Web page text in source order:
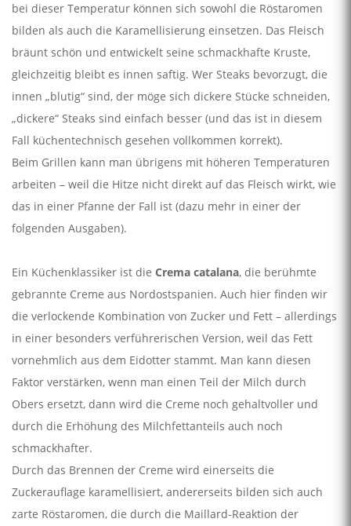
bei dieser Temperatur können sich sowohl die Röstaromen
bilden als auch die Karamellisierung einsetzen. Das Fleisch
bräunt schön und entwickelt seine schmackhafte Kruste,
gleichzeitig bleibt es innen saftig. Wer Steaks bevorzugt, die
innen „blutig“ sind, der möge sich dickere Stücke schneiden,
„dickere“ Steaks sind einfach besser (und das ist in diesem
Fall küchentechnisch gesehen vollkommen korrekt).
Beim Grillen kann man übrigens mit höheren Temperaturen
arbeiten – weil die Hitze nicht direkt auf das Fleisch wirkt, wie
das in einer Pfanne der Fall ist (dazu mehr in einer der
folgenden Ausgaben).
Ein Küchenklassiker ist die Crema catalana, die berühmte
gebrannte Creme aus Nordostspanien. Auch hier finden wir
die verlockende Kombination von Zucker und Fett – allerdings
in einer besonders verführerischen Version, weil das Fett
vornehmlich aus dem Eidotter stammt. Man kann diesen
Faktor verstärken, wenn man einen Teil der Milch durch
Obers ersetzt, dann wird die Creme noch gehaltvoller und
durch die Erhöhung des Milchfettanteils auch noch
schmackhafter.
Durch das Brennen der Creme wird einerseits die
Zuckerauflage karamellisiert, andererseits bilden sich auch
zarte Röstaromen, die durch die Maillard-Reaktion der